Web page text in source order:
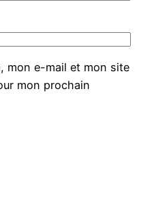
mon e-mail et mon site
mon prochain